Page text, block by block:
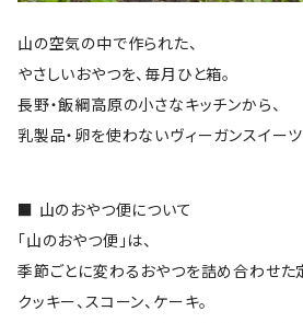
山の空気の中で作られた、
やさしいおやつを、毎月ひと箱。
長野・飯綱高原の小さなキッチンから、
乳製品・卵を使わないヴィーガンスイーツ
■ 山のおやつ便について
「山のおやつ便」は、
季節ごとに変わるおやつを詰め合わせた
クッキー、スコーン、ケーキ。